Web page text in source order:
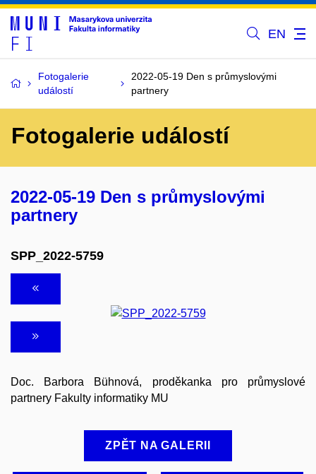
EN
Fotogalerie
událostí
2022-05-19 Den s průmyslovými
partnery
Fotogalerie událostí
2022-05-19 Den s průmyslovými
partnery
SPP_2022-5759
Doc. Barbora Bühnová, proděkanka pro průmyslové
partnery Fakulty informatiky MU
ZPĚT NA GALERII